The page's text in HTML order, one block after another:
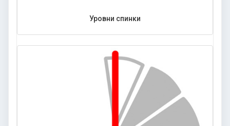
Уровни спинки